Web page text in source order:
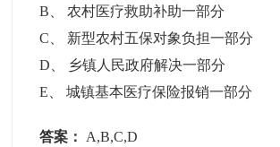
B 、农村医疗救助补助一部分
C
新型农村五保对象负担一部分
D
乡镇人民政府解决一部分
E 、城镇基本医疗保险报销一部分
答案： A,B,C,D